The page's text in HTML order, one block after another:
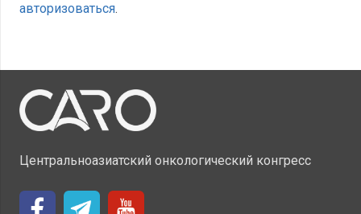
авторизоваться.
Центральноазиатский онкологический конгресс